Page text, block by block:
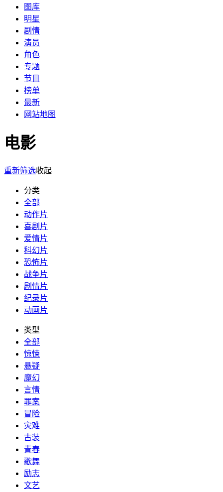
图库
明星
剧情
演员
角色
专题
节目
榜单
最新
网站地图
电影
重新筛选收起
分类
全部
动作片
喜剧片
爱情片
科幻片
恐怖片
战争片
剧情片
纪录片
动画片
类型
全部
惊悚
悬疑
魔幻
言情
罪案
冒险
灾难
古装
青春
歌舞
励志
文艺